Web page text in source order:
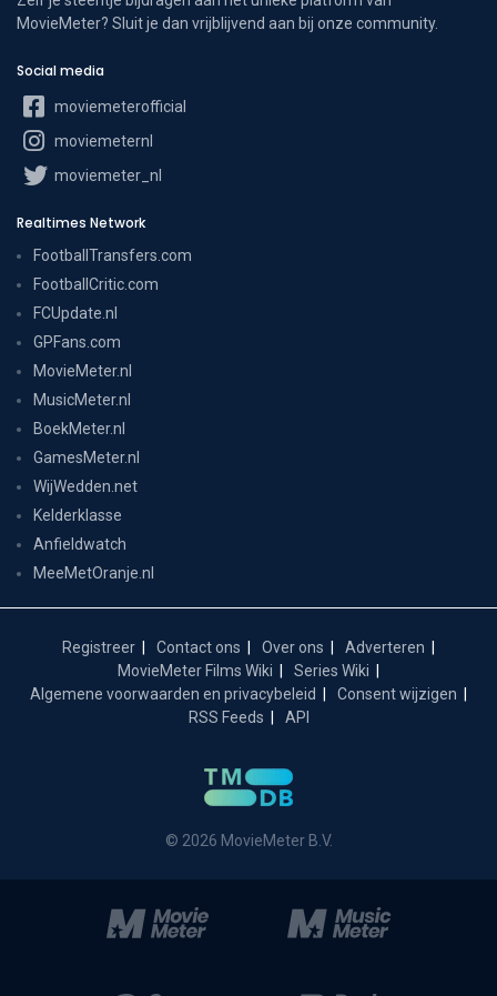
MovieMeter? Sluit je dan vrijblijvend aan bij onze community.
Social media
moviemeterofficial
moviemeternl
moviemeter_nl
Realtimes Network
FootballTransfers.com
FootballCritic.com
FCUpdate.nl
GPFans.com
MovieMeter.nl
MusicMeter.nl
BoekMeter.nl
GamesMeter.nl
WijWedden.net
Kelderklasse
Anfieldwatch
MeeMetOranje.nl
Registreer Contact ons Over ons
Adverteren
MovieMeter Films Wiki
Series Wiki
Algemene voorwaarden en privacybeleid
Consent wijzigen
RSS Feeds
API
© 2026 MovieMeter B.V.